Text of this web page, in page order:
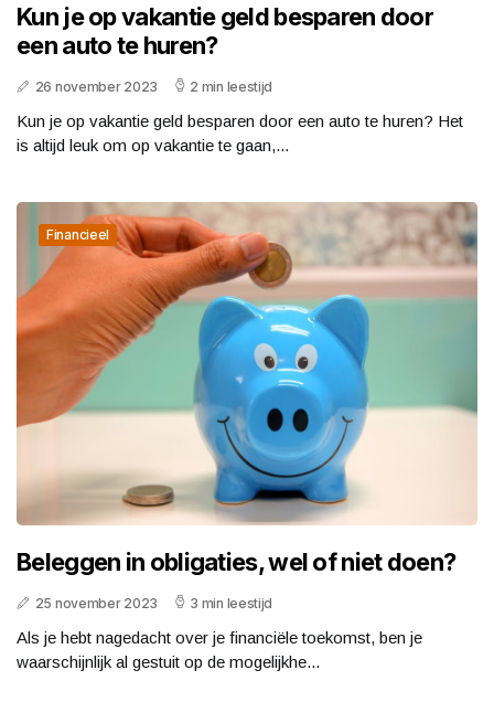
Kun je op vakantie geld besparen door
een auto te huren?
26 november 2023 2 min leestijd
Kun je op vakantie geld besparen door een auto te huren? Het
is altijd leuk om op vakantie te gaan,...
Financieel
Beleggen in obligaties, wel of niet doen?
25 november 2023 3 min leestijd
Als je hebt nagedacht over je financiële toekomst, ben je
waarschijnlijk al gestuit op de mogelijkhe...